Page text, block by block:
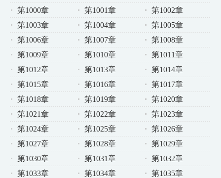
第1000章
第1001章
第1002章
第1003章
第1004章
第1005章
第1006章
第1007章
第1008章
第1009章
第1010章
第1011章
第1012章
第1013章
第1014章
第1015章
第1016章
第1017章
第1018章
第1019章
第1020章
第1021章
第1022章
第1023章
第1024章
第1025章
第1026章
第1027章
第1028章
第1029章
第1030章
第1031章
第1032章
第1033章
第1034章
第1035章